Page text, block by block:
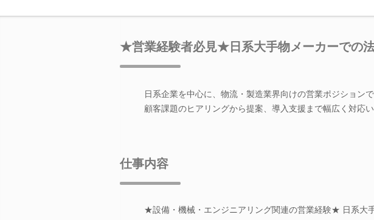
★営業経験者必見★日系大手物メーカーでの
日系企業を中心に、物流・製造業界向けの営業ポジションで
顧客課題のヒアリングから提案、導入支援まで幅広く対応
仕事内容
★設備・機械・エンジニアリング関連の営業経験★ 日系大